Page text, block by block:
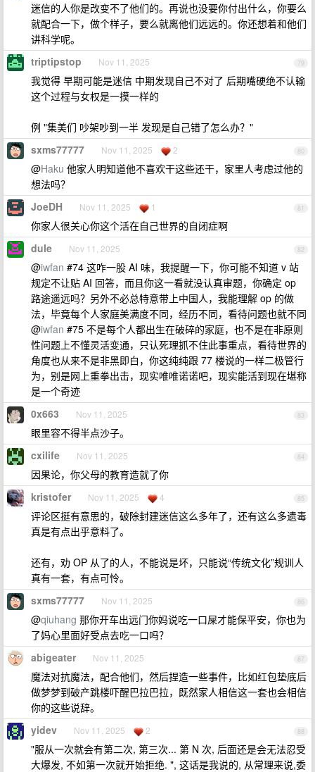
迷信的人你是改变不了他们的。再说也没要你付出什么，你要么
就配合一下，做个样子，要么就离他们远远的。你还想着和他们
讲科学呢。
79
triptipstop Nov 11, 2025
我觉得 早期可能是迷信 中期发现自己不对了 后期嘴硬绝不认输
这个过程与女权是一摸一样的
例 "集美们 吵架吵到一半 发现是自己错了怎么办？"
80
sxms77777 Nov 11, 2025 2
@Haku 他家人明知道他不喜欢干这些还干，家里人考虑过他的
想法吗？
81
JoeDH Nov 11, 2025 1
你家人很关心你这个活在自己世界的自闭症啊
82
dule Nov 11, 2025
@iwfan #74 这咋一股 AI 味，我提醒一下，你可能不知道 v 站
规定不让贴 AI 回答，而且你这一看就没认真审题，你确定 op
路途遥远吗？另外不必总特意带上中国人，我能理解 op 的做
法，毕竟每个人家庭美满度不同，经历不同，看待问题也就不同
@iwfan #75 不是每个人都出生在破碎的家庭，也不是在非原则
性问题上不懂灵活变通，只认死理抓不住此事重点，看待世界的
角度也从来不是非黑即白，你这纯纯跟 77 楼说的一样二极管行
为，别是网上重拳出击，现实唯唯诺诺吧，现实能活到现在堪称
是一个奇迹
83
0x663 Nov 11, 2025
眼里容不得半点沙子。
84
cxilife Nov 11, 2025
因果论，你父母的教育造就了你
85
kristofer Nov 11, 2025 4
评论区挺有意思的，破除封建迷信这么多年了，还有这么多遗毒
真是有点出乎意料了。
还有，劝 OP 从了的人，不能说是坏，只能说“传统文化”规训人
真有一套，有点可怜。
86
sxms77777 Nov 11, 2025
@qiuhang 那你开车出远门你妈说吃一口屎才能保平安，你也为
了妈心里面好受点去吃一口吗？
87
abigeater Nov 11, 2025
魔法对抗魔法，配合他们，然后捏造一些事件，比如红包垫底后
做梦梦到破产跳楼吓醒巴拉巴拉，既然家人相信这一套也会相信
你的这些说辞。
88
yidev Nov 11, 2025 2
"服从一次就会有第二次, 第三次... 第 N 次, 后面还是会无法忍受
大爆发, 不如第一次就开始拒绝. ", 这话是我说的, 从常理来说,委